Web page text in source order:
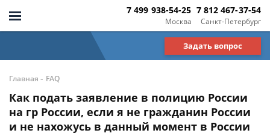
Москва
7 499 938-54-25
Санкт-Петербург
7 812 467-37-54
Задать вопрос
Главная - FAQ
Как подать заявление в полицию России
на гр России, если я не гражданин России
и не нахожусь в данный момент в России